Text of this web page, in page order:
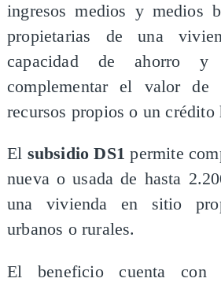
ingresos medios y medios
propietarias de una
capacidad de ahorro y
complementar el valor
recursos propios o un crédito
El subsidio DS1 permite
nueva o usada de hasta
una vivienda en sitio
urbanos o rurales.
El beneficio cuenta con